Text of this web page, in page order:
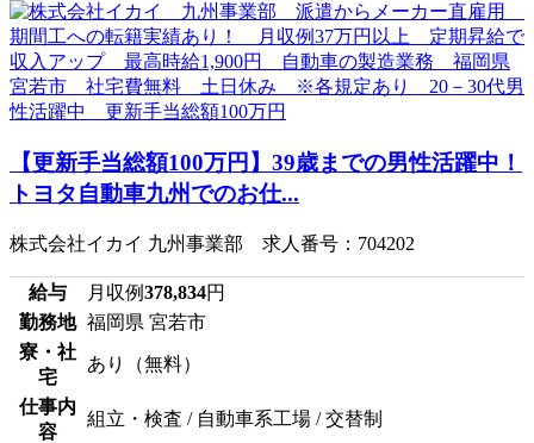
【更新手当総額100万円】39歳までの男性活躍中！
トヨタ自動車九州でのお仕...
株式会社イカイ 九州事業部 求人番号：704202
給与 月収例378,834円
勤務地 福岡県 宮若市
寮・社
宅
あり（無料）
仕事内
容
組立・検査 / 自動車系工場 / 交替制